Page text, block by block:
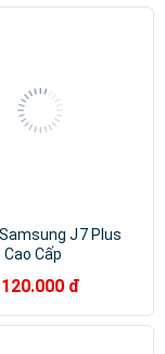
J7 Plus
Cấp
120.000 đ